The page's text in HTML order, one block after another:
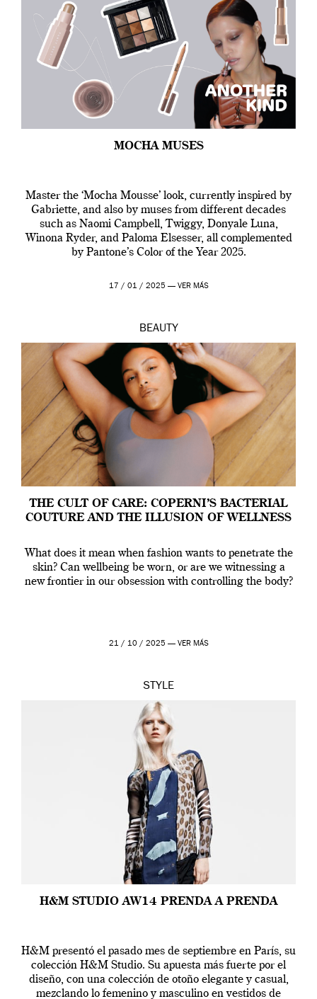
MOCHA MUSES
Master the ‘Mocha Mousse’ look, currently inspired by
Gabriette, and also by muses from different decades
such as Naomi Campbell, Twiggy, Donyale Luna,
Winona Ryder, and Paloma Elsesser, all complemented
by Pantone’s Color of the Year 2025.
17 / 01 / 2025 — VER MÁS
BEAUTY
THE CULT OF CARE: COPERNI’S BACTERIAL
COUTURE AND THE ILLUSION OF WELLNESS
What does it mean when fashion wants to penetrate the
skin? Can wellbeing be worn, or are we witnessing a
new frontier in our obsession with controlling the body?
21 / 10 / 2025 — VER MÁS
STYLE
H&M STUDIO AW14 PRENDA A PRENDA
H&M presentó el pasado mes de septiembre en París, su
colección H&M Studio. Su apuesta más fuerte por el
diseño, con una colección de otoño elegante y casual,
mezclando lo femenino y masculino en vestidos de